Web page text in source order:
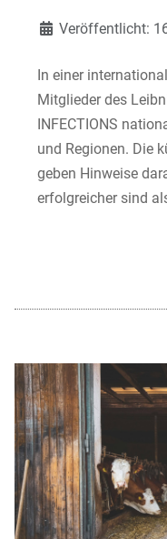
DetailsVeröffentlicht:
In einer
Mitglieder des
INFECTIONS
und Regionen. Die
geben Hinweise
erfolgreicher sind